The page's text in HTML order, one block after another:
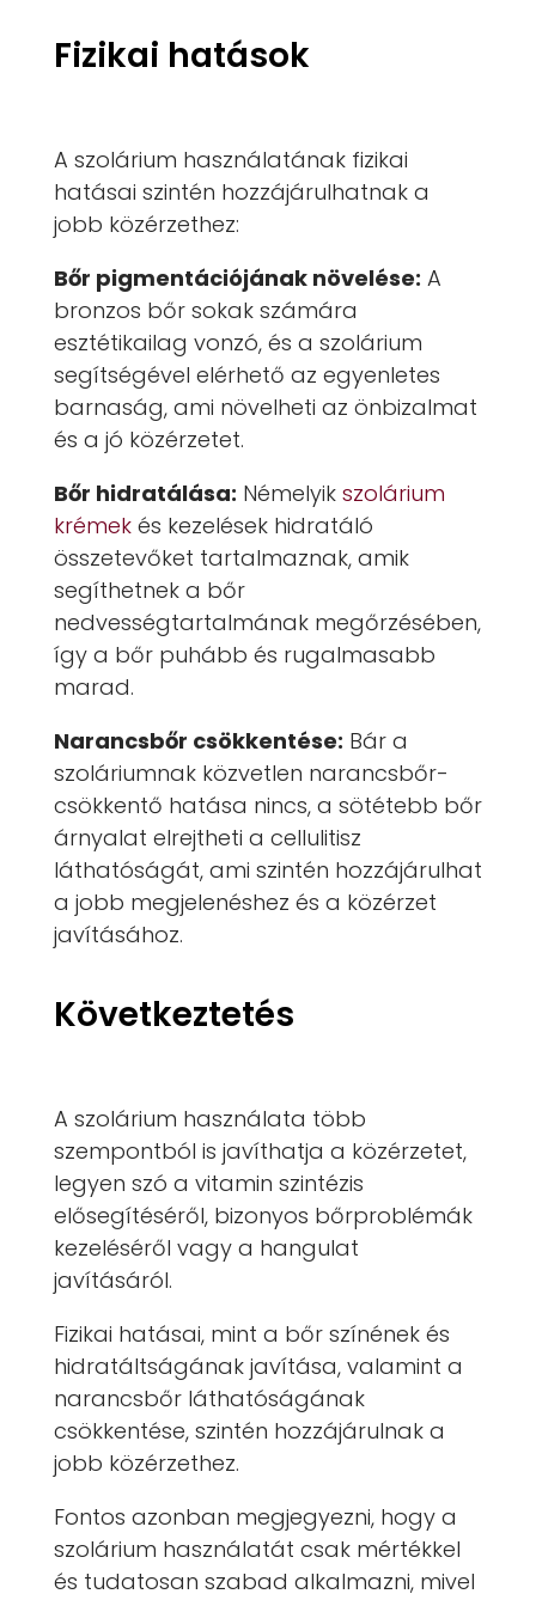
Fizikai hatások
A szolárium használatának fizikai
hatásai szintén hozzájárulhatnak a
jobb közérzethez:
Bőr pigmentációjának növelése: A
bronzos bőr sokak számára
esztétikailag vonzó, és a szolárium
segítségével elérhető az egyenletes
barnaság, ami növelheti az önbizalmat
és a jó közérzetet.
Bőr hidratálása: Némelyik szolárium
krémekés kezelések hidratáló
összetevőket tartalmaznak, amik
segíthetnek a bőr
nedvességtartalmának megőrzésében,
így a bőr puhább és rugalmasabb
marad.
Narancsbőr csökkentése: Bár a
szoláriumnak közvetlen narancsbőr-
csökkentő hatása nincs, a sötétebb bőr
árnyalat elrejtheti a cellulitisz
láthatóságát, ami szintén hozzájárulhat
a jobb megjelenéshez és a közérzet
javításához.
Következtetés
A szolárium használata több
szempontból is javíthatja a közérzetet,
legyen szó a vitamin szintézis
elősegítéséről, bizonyos bőrproblémák
kezeléséről vagy a hangulat
javításáról.
Fizikai hatásai, mint a bőr színének és
hidratáltságának javítása, valamint a
narancsbőr láthatóságának
csökkentése, szintén hozzájárulnak a
jobb közérzethez.
Fontos azonban megjegyezni, hogy a
szolárium használatát csak mértékkel
és tudatosan szabad alkalmazni, mivel